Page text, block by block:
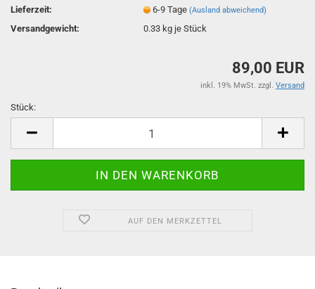
Lieferzeit:
6-9 Tage(Ausland abweichend)
Versandgewicht: 0.33 kg je Stück
89,00 EUR
inkl. 19% MwSt. zzgl. Versand
Stück:
AUF DEN MERKZETTEL